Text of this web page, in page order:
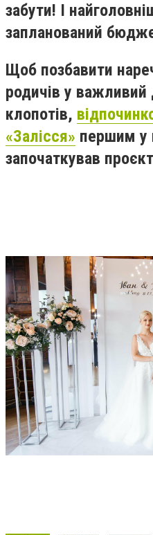
забути! І
запланований
Щоб позбавити
родичів у важливий
клопотів,
«Залісся» першим у
започаткував